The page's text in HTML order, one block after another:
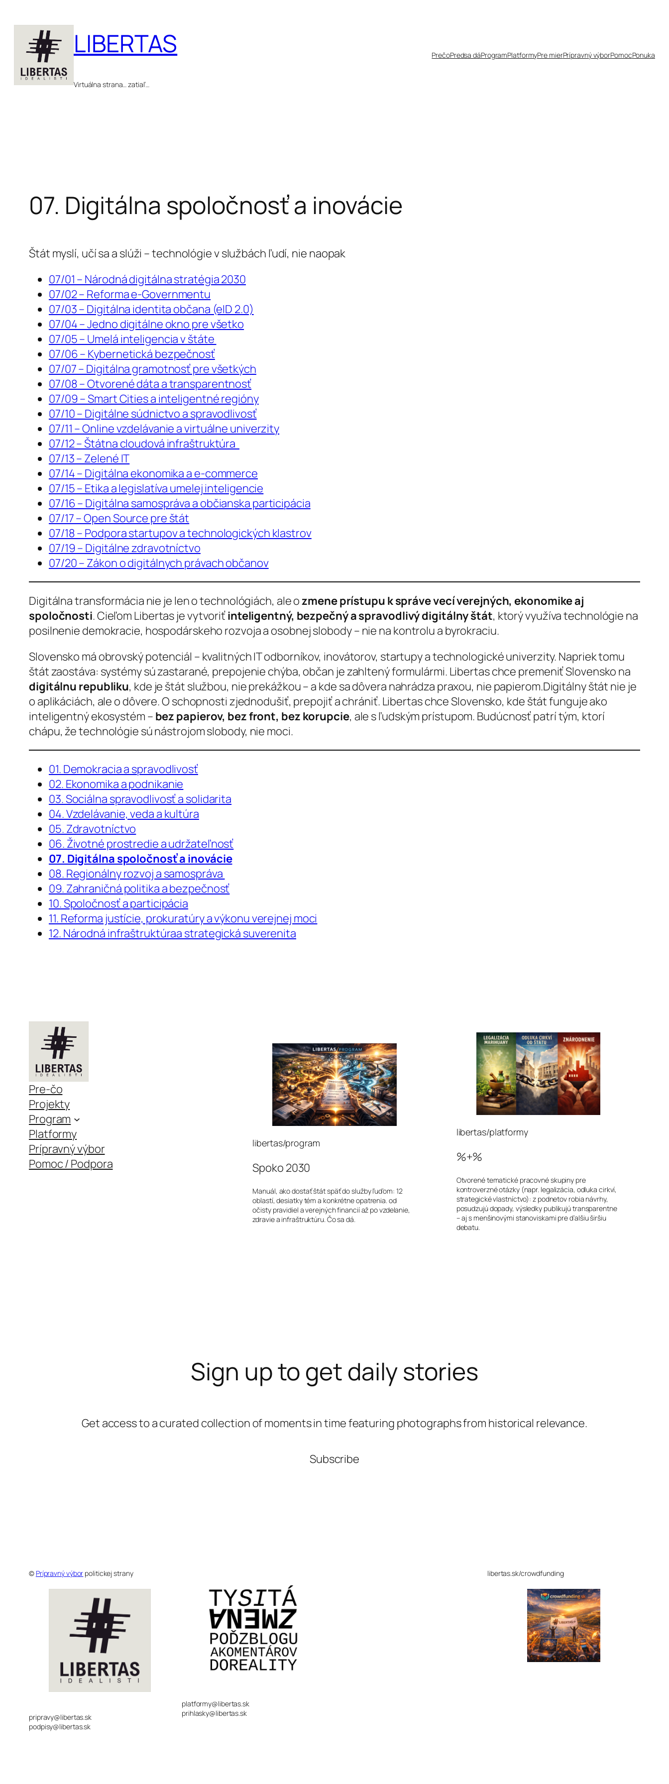
na
obsah
LIBERTAS
Virtuálna strana… zatiaľ…
PrečoPredsa dáProgramPlatformyPre mierPrípravný výborPomocPonuka
07. Digitálna spoločnosť a inovácie
Štát myslí, učí sa a slúži – technológie v službách ľudí, nie naopak
07/01 – Národná digitálna stratégia 2030
07/02 – Reforma e-Governmentu
07/03 – Digitálna identita občana (eID 2.0)
07/04 – Jedno digitálne okno pre všetko
07/05 – Umelá inteligencia v štáte
07/06 – Kybernetická bezpečnosť
07/07 – Digitálna gramotnosť pre všetkých
07/08 – Otvorené dáta a transparentnosť
07/09 – Smart Cities a inteligentné regióny
07/10 – Digitálne súdnictvo a spravodlivosť
07/11 – Online vzdelávanie a virtuálne univerzity
07/12 – Štátna cloudová infraštruktúra
07/13 – Zelené IT
07/14 – Digitálna ekonomika a e-commerce
07/15 – Etika a legislatíva umelej inteligencie
07/16 – Digitálna samospráva a občianska participácia
07/17 – Open Source pre štát
07/18 – Podpora startupov a technologických klastrov
07/19 – Digitálne zdravotníctvo
07/20 – Zákon o digitálnych právach občanov
Digitálna transformácia nie je len o technológiách, ale ozmene prístupu k správe vecí verejných, ekonomike aj
spoločnosti. Cieľom Libertas je vytvoriťinteligentný, bezpečný a spravodlivý digitálny štát, ktorý využíva technológie na
posilnenie demokracie, hospodárskeho rozvoja a osobnej slobody – nie na kontrolu a byrokraciu.
Slovensko má obrovský potenciál – kvalitných IT odborníkov, inovátorov, startupy a technologické univerzity. Napriek tomu
štát zaostáva: systémy sú zastarané, prepojenie chýba, občan je zahltený formulármi. Libertas chce premeniť Slovensko na
digitálnu republiku, kde je štát službou, nie prekážkou – a kde sa dôvera nahrádza praxou, nie papierom.Digitálny štát nie je
o aplikáciách, ale o dôvere. O schopnosti zjednodušiť, prepojiť a chrániť. Libertas chce Slovensko, kde štát funguje ako
inteligentný ekosystém – bez papierov, bez front, bez korupcie, ale s ľudským prístupom. Budúcnosť patrí tým, ktorí
chápu, že technológie sú nástrojom slobody, nie moci.
01. Demokracia a spravodlivosť
02. Ekonomika a podnikanie
03. Sociálna spravodlivosť a solidarita
04. Vzdelávanie, veda a kultúra
05. Zdravotníctvo
06. Životné prostredie a udržateľnosť
07. Digitálna spoločnosť a inovácie
08. Regionálny rozvoj a samospráva
09. Zahraničná politika a bezpečnosť
10. Spoločnosť a participácia
11. Reforma justície, prokuratúry a výkonu verejnej moci
12. Národná infraštruktúraa strategická suverenita
Pre-čo
Projekty
Program
Platformy
Prípravný výbor
Pomoc / Podpora
libertas/program
Spoko 2030
Manuál, ako dostať štát späť do služby ľuďom: 12
oblastí, desiatky tém a konkrétne opatrenia. od
očisty pravidiel a verejných financií až po vzdelanie,
zdravie a infraštruktúru. Čo sa dá.
libertas/platformy
%+%
Otvorené tematické pracovné skupiny pre
kontroverzné otázky (napr. legalizácia, odluka cirkví,
strategické vlastníctvo): z podnetov robia návrhy,
posudzujú dopady, výsledky publikujú transparentne
– aj s menšinovými stanoviskami pre ďalšiu širšiu
debatu.
Sign up to get daily stories
Get access to a curated collection of moments in time featuring photographs from historical relevance.
Subscribe
© Prípravný výbor politickej strany
pripravy@libertas.sk
podpisy@libertas.sk
platformy@libertas.sk
prihlasky@libertas.sk
libertas.sk/crowdfunding